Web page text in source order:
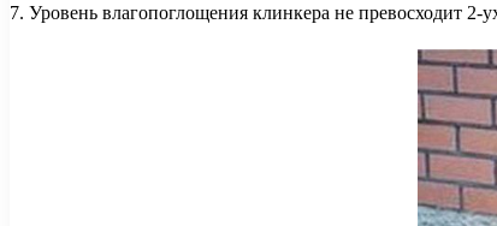
7. Уровень влагопоглощения клинкера не превосходит 2-